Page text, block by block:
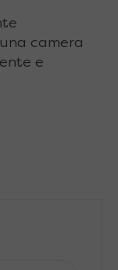
camera
e